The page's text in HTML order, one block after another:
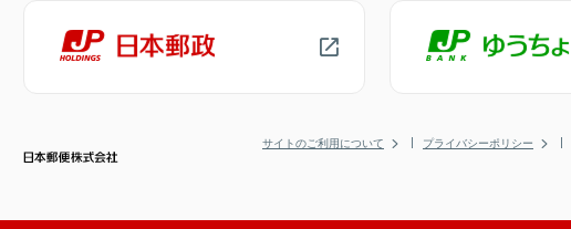
サイトのご利用について プライバシーポリシー